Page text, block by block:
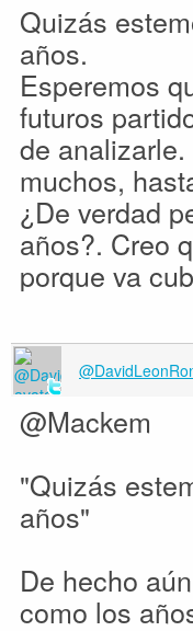
Quizás
años.
Esperemos
futuros
de
muchos,
¿De verdad
años?. Creo
porque va
@Mackem
"Quizás
años"
De hecho
como los